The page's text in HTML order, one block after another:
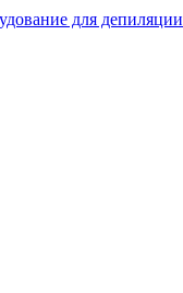
для депиляции